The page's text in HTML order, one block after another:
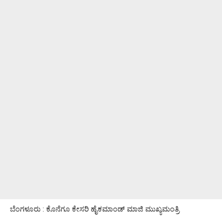
ಬೆಂಗಳೂರು : ಕೊನೆಗೂ ಕೇಸರಿ ಹೈಕಮಾಂಡ್ ಮಾಜಿ ಮುಖ್ಯಮಂತ್ರಿ